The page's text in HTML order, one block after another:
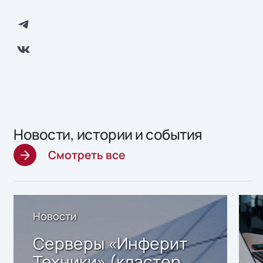
Новости, истории и события
Смотреть все
Новости
Серверы «Инферит